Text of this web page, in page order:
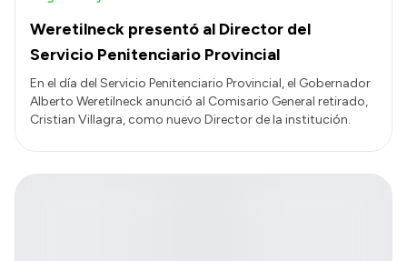
Weretilneck presentó al Director del
Servicio Penitenciario Provincial
En el día del Servicio Penitenciario Provincial, el Gobernador
Alberto Weretilneck anunció al Comisario General retirado,
Cristian Villagra, como nuevo Director de la institución.